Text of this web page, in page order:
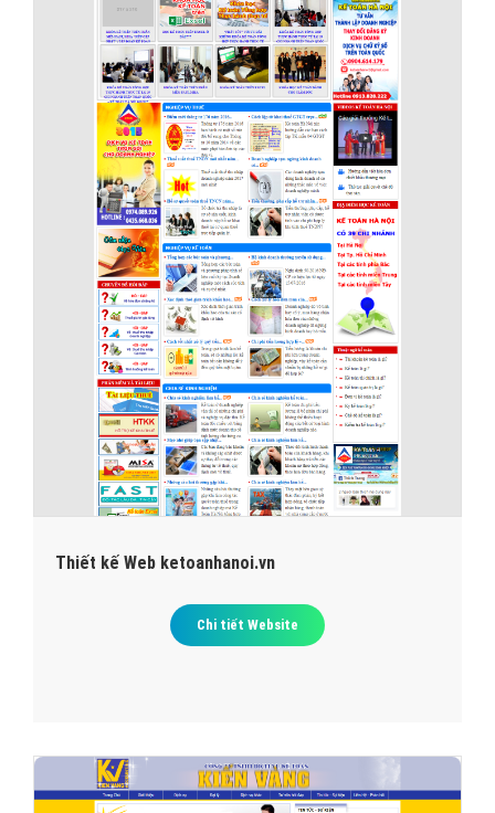
Thiết kế Web ketoanhanoi.vn
Chi tiết Website